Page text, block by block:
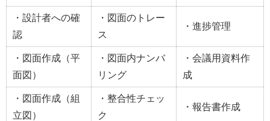
・設計者への確
認
・図面のトレー
ス
・進捗管理
・図面作成（平
面図）
・図面内ナンバ
リング
・会議用資料作
成
・図面作成（組
立図）
・整合性チェッ
ク
・報告書作成